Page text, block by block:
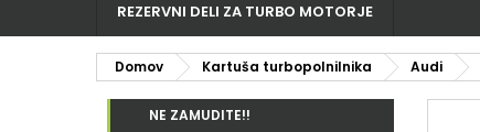
REZERVNI DELI ZA TURBO MOTORJE
Domov Kartuša turbopolnilnika Audi
NE ZAMUDITE!!